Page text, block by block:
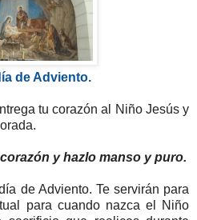
de Adviento.
tu corazón al Niño Jesús y
y hazlo manso y puro.
de Adviento. Te servirán para
para cuando nazca el Niño